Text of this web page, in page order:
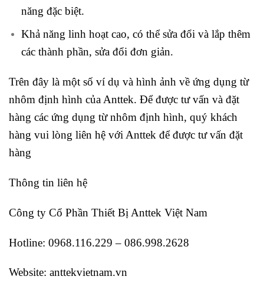
năng đặc biệt.
Khả năng linh hoạt cao, có thể sửa đổi và lắp thêm
các thành phần, sửa đổi đơn giản.
Trên đây là một số ví dụ và hình ảnh về ứng dụng từ
nhôm định hình của Anttek. Để được tư vấn và đặt
hàng các ứng dụng từ nhôm định hình, quý khách
hàng vui lòng liên hệ với Anttek để được tư vấn đặt
hàng
Thông tin liên hệ
Công ty Cổ Phần Thiết Bị Anttek Việt Nam
Hotline: 0968.116.229 – 086.998.2628
Website: anttekvietnam.vn